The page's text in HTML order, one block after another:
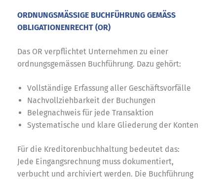
ORDNUNGSMÄSSIGE BUCHFÜHRUNG GEMÄSS
OBLIGATIONENRECHT (OR)
Das OR verpflichtet Unternehmen zu einer
ordnungsgemässen Buchführung. Dazu gehört:
Vollständige Erfassung aller Geschäftsvorfälle
Nachvollziehbarkeit der Buchungen
Belegnachweis für jede Transaktion
Systematische und klare Gliederung der Konten
Für die Kreditorenbuchhaltung bedeutet das:
Jede Eingangsrechnung muss dokumentiert,
verbucht und archiviert werden. Die Buchführung